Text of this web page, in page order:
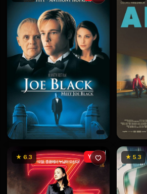
★ 6.3 YENİ ★ 5.3